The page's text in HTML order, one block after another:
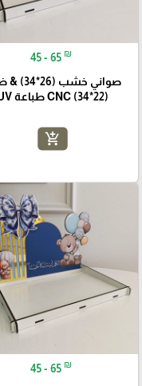
45 - 65 ₪
صواني خشب
(22*34) CNC طباعة UV
add_shopping_cart
45 - 65 ₪